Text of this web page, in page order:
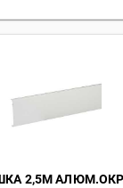
2,5М